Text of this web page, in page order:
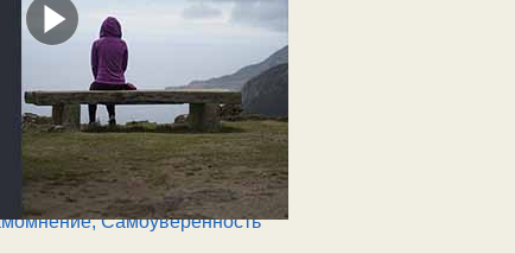
Самоуверенность